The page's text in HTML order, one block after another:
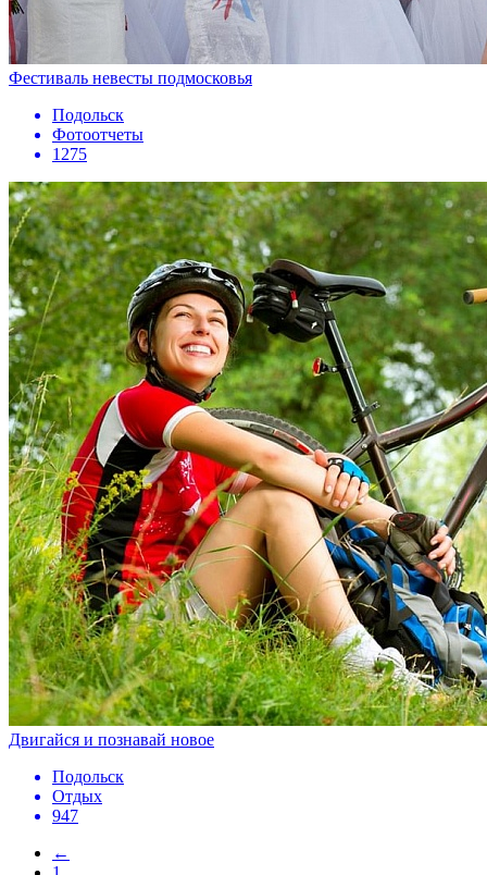
Фестиваль невесты подмосковья
Подольск
Фотоотчеты
1275
Двигайся и познавай новое
Подольск
Отдых
947
←